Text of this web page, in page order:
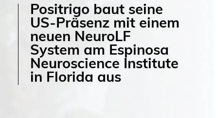
Positrigo baut seine
US-Präsenz mit einem
neuen NeuroLF
System am Espinosa
Neuroscience Institute
in Florida aus